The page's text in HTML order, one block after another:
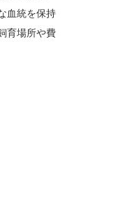
血統を保持
育場所や費